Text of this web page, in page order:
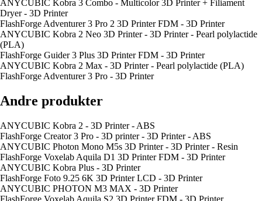
ANYCUBIC Kobra 3 Combo - Multicolor 3D Printer + Filiament
Dryer - 3D Printer
FlashForge Adventurer 3 Pro 2 3D Printer FDM - 3D Printer
ANYCUBIC Kobra 2 Neo 3D Printer - 3D Printer - Pearl polylactide
(PLA)
FlashForge Guider 3 Plus 3D Printer FDM - 3D Printer
ANYCUBIC Kobra 2 Max - 3D Printer - Pearl polylactide (PLA)
FlashForge Adventurer 3 Pro - 3D Printer
Andre produkter
ANYCUBIC Kobra 2 - 3D Printer - ABS
FlashForge Creator 3 Pro - 3D printer - 3D Printer - ABS
ANYCUBIC Photon Mono M5s 3D Printer - 3D Printer - Resin
FlashForge Voxelab Aquila D1 3D Printer FDM - 3D Printer
ANYCUBIC Kobra Plus - 3D Printer
FlashForge Foto 9.25 6K 3D Printer LCD - 3D Printer
ANYCUBIC PHOTON M3 MAX - 3D Printer
FlashForge Voxelab Aquila S2 3D Printer FDM - 3D Printer